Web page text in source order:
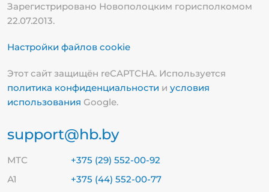
Зарегистрировано Новополоцким горисполкомом
22.07.2013.
Настройки файлов cookie
Этот сайт защищён reCAPTCHA. Используется
политика конфиденциальности и условия
использования Google.
support@hb.by
МТС
+375 (29) 552-00-92
А1
+375 (44) 552-00-77